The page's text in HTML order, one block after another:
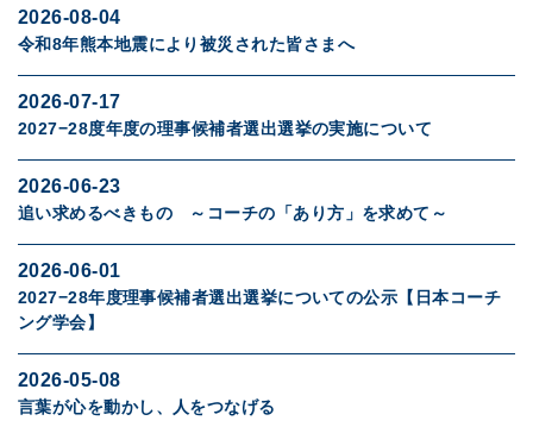
2026-08-04
令和8年熊本地震により被災された皆さまへ
2026-07-17
2027−28度年度の理事候補者選出選挙の実施について
2026-06-23
追い求めるべきもの ～コーチの「あり方」を求めて～
2026-06-01
2027−28年度理事候補者選出選挙についての公示【日本コーチ
ング学会】
2026-05-08
言葉が心を動かし、人をつなげる